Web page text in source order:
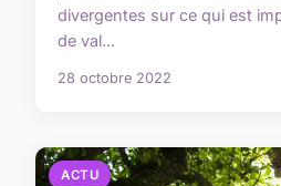
divergentes sur ce qui est
de val...
28 octobre 2022
ACTU